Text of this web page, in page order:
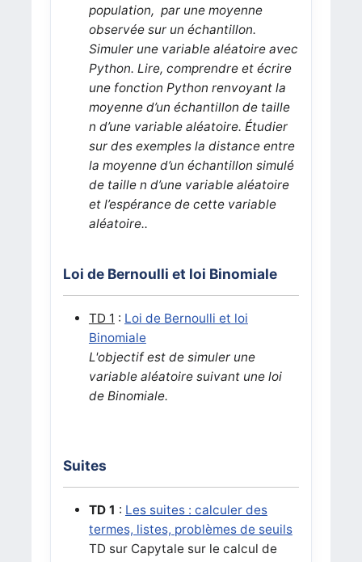
population, par une moyenne
observée sur un échantillon.
Simuler une variable aléatoire avec
Python. Lire, comprendre et écrire
une fonction Python renvoyant la
moyenne d’un échantillon de taille
n d’une variable aléatoire. Étudier
sur des exemples la distance entre
la moyenne d’un échantillon simulé
de taille n d’une variable aléatoire
et l’espérance de cette variable
aléatoire..
Loi de Bernoulli et loi Binomiale
TD 1 : Loi de Bernoulli et loi
Binomiale
L'objectif est de simuler une
variable aléatoire suivant une loi
de Binomiale.
Suites
TD 1 : Les suites : calculer des
termes, listes, problèmes de seuils
TD sur Capytale sur le calcul de